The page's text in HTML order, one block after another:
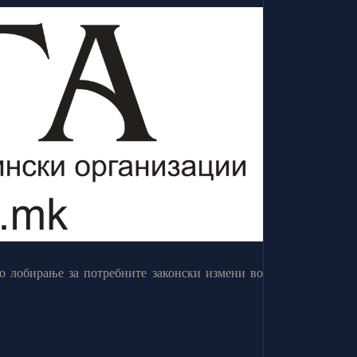
за потребните законски измени во